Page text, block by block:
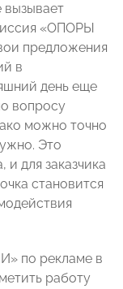
вызывает
«ОПОРЫ
предложения
в
день еще
вопросу
можно точно
Это
и для заказчика
становится
по рекламе в
работу